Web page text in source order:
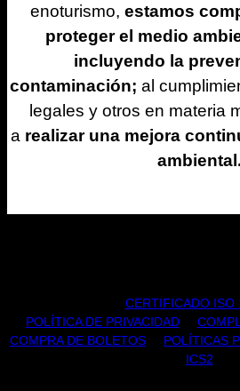
enoturismo, estamos
proteger el medio
incluyendo la
contaminación; al
legales y otros en materia
a realizar una mejora
ambiental.
CERTIFICADO ISO
POLÍTICA DE PRIVACIDAD|
COMPRA DE BOLETOS
POLÍTICAS
ICS2